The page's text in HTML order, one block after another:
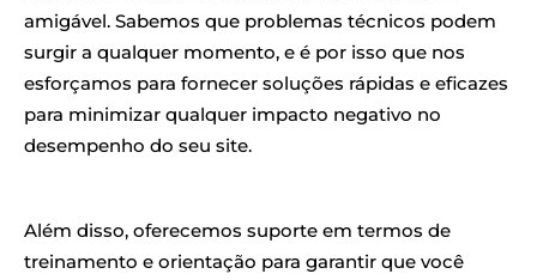
amigável. Sabemos que problemas técnicos podem
surgir a qualquer momento, e é por isso que nos
esforçamos para fornecer soluções rápidas e eficazes
para minimizar qualquer impacto negativo no
desempenho do seu site.
Além disso, oferecemos suporte em termos de
treinamento e orientação para garantir que você